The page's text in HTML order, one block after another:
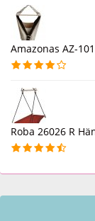
Amazonas AZ-
Roba 26026 R